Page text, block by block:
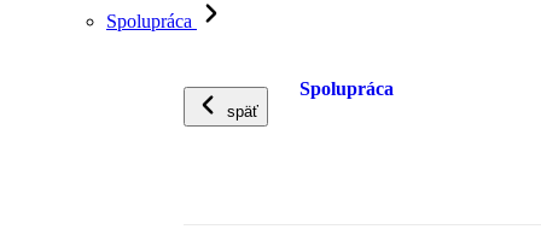
Spolupráca
späť
Spolupráca